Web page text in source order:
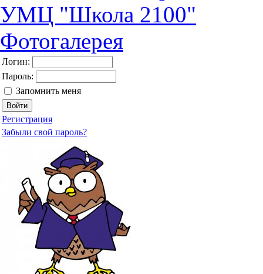
УМЦ "Школа 2100"
Фотогалерея
Логин:
Пароль:
Запомнить меня
Регистрация
Забыли свой пароль?